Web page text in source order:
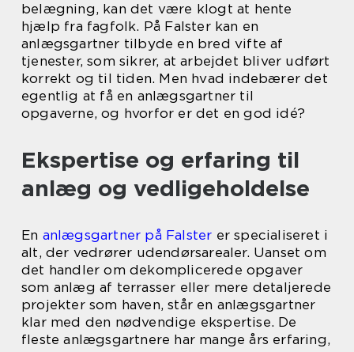
belægning, kan det være klogt at hente
hjælp fra fagfolk. På Falster kan en
anlægsgartner tilbyde en bred vifte af
tjenester, som sikrer, at arbejdet bliver udført
korrekt og til tiden. Men hvad indebærer det
egentlig at få en anlægsgartner til
opgaverne, og hvorfor er det en god idé?
Ekspertise og erfaring til
anlæg og vedligeholdelse
En anlægsgartner på Falster er specialiseret i
alt, der vedrører udendørsarealer. Uanset om
det handler om dekomplicerede opgaver
som anlæg af terrasser eller mere detaljerede
projekter som haven, står en anlægsgartner
klar med den nødvendige ekspertise. De
fleste anlægsgartnere har mange års erfaring,